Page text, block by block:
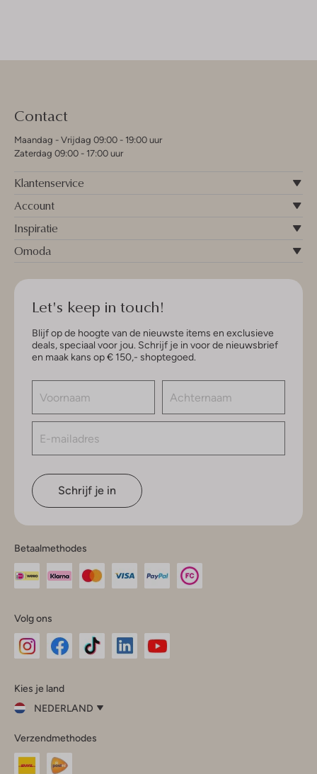
Contact
Maandag - Vrijdag 09:00 - 19:00 uur
Zaterdag 09:00 - 17:00 uur
Klantenservice
Account
Inspiratie
Omoda
Let's keep in touch!
Blijf op de hoogte van de nieuwste items en exclusieve
deals, speciaal voor jou. Schrijf je in voor de nieuwsbrief
en maak kans op € 150,- shoptegoed.
Schrijf je in
Betaalmethodes
Volg ons
InstagramFacebook
Kies je land
NEDERLAND
je
land
Verzendmethodes